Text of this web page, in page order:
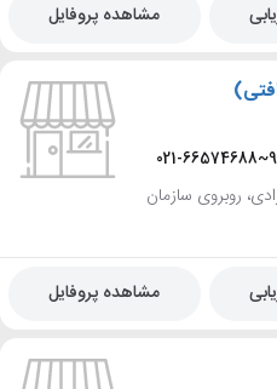
مشاهده پروفایل
021-66574688~9
آزادی، روبروی سازمان
مشاهده پروفایل